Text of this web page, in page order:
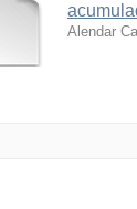
Alendar